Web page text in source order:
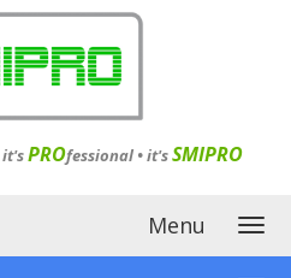
it'sPROfessional •it'sSMIPRO
Menu